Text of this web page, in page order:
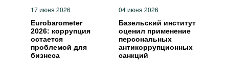
17 июня 2026
Eurobarometer
2026: коррупция
остается
проблемой для
бизнеса
04 июня 2026
Базельский институт
оценил применение
персональных
антикоррупционных
санкций